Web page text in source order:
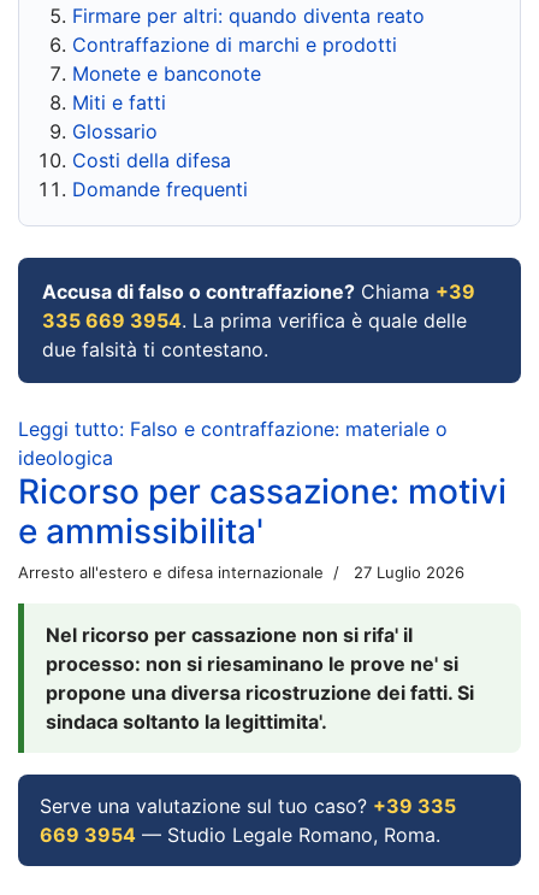
Firmare per altri: quando diventa reato
Contraffazione di marchi e prodotti
Monete e banconote
Miti e fatti
Glossario
Costi della difesa
Domande frequenti
Accusa di falso o contraffazione? Chiama +39
335 669 3954. La prima verifica è quale delle
due falsità ti contestano.
Leggi tutto: Falso e contraffazione: materiale o
ideologica
Ricorso per cassazione: motivi
e ammissibilita'
Arresto all'estero e difesa internazionale 27 Luglio 2026
Nel ricorso per cassazione non si rifa' il
processo: non si riesaminano le prove ne' si
propone una diversa ricostruzione dei fatti. Si
sindaca soltanto la legittimita'.
Serve una valutazione sul tuo caso? +39 335
669 3954 — Studio Legale Romano, Roma.